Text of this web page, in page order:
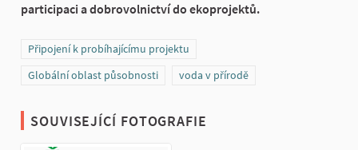
participaci a dobrovolnictví do ekoprojektů.
Připojení k probíhajícímu projektu
Globální oblast působnosti
voda v přírodě
SOUVISEJÍCÍ FOTOGRAFIE